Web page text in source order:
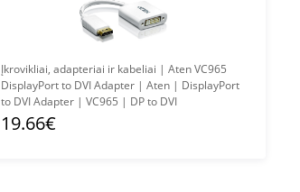
Įkrovikliai, adapteriai ir kabeliai | Aten VC965
DisplayPort to DVI Adapter | Aten | DisplayPort
to DVI Adapter | VC965 | DP to DVI
19.66€